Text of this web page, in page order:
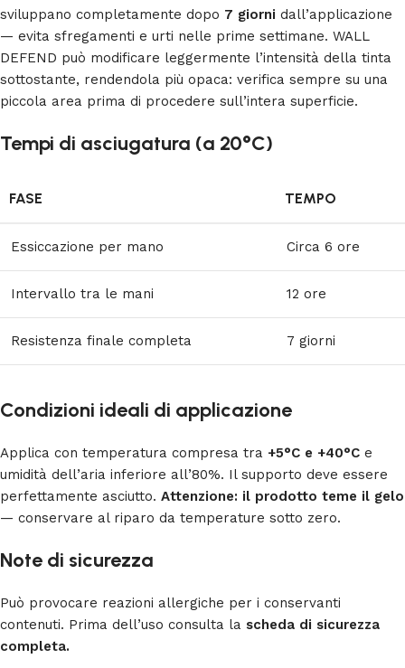
sviluppano completamente dopo 7 giorni dall’applicazione
— evita sfregamenti e urti nelle prime settimane. WALL
DEFEND può modificare leggermente l’intensità della tinta
sottostante, rendendola più opaca: verifica sempre su una
piccola area prima di procedere sull’intera superficie.
Tempi di asciugatura (a 20°C)
FASE TEMPO
Essiccazione per mano Circa 6 ore
Intervallo tra le mani 12 ore
Resistenza finale completa 7 giorni
Condizioni ideali di applicazione
Applica con temperatura compresa tra +5°C e +40°C e
umidità dell’aria inferiore all’80%. Il supporto deve essere
perfettamente asciutto. Attenzione: il prodotto teme il gelo
— conservare al riparo da temperature sotto zero.
Note di sicurezza
Può provocare reazioni allergiche per i conservanti
contenuti. Prima dell’uso consulta la scheda di sicurezza
completa.